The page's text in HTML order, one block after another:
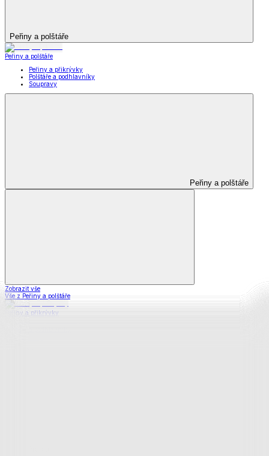
Peřiny a polštáře
Peřiny a polštáře
Peřiny a přikrývky
Polštáře a podhlavníky
Soupravy
Peřiny a polštáře
Zobrazit vše
Vše z Peřiny a polštáře
Peřiny a přikrývky